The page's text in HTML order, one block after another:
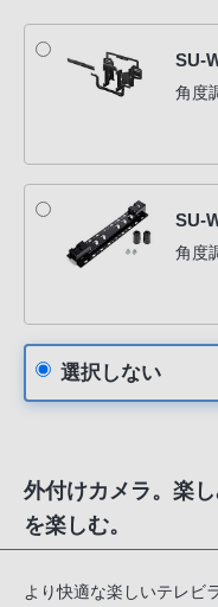
SU-
角度
SU-
角度
選択しない
外付けカメラ。楽
を楽しむ。
より快適な楽しいテレビ